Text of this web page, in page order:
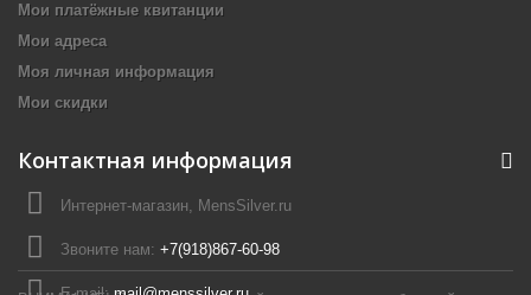
Мои платёжные квитанции
Мои адреса
Моя личная информация
Мои скидки
Контактная информация
Интернет-магазин, MensSilver.ru
Звоните нам: +7(918)867-60-98